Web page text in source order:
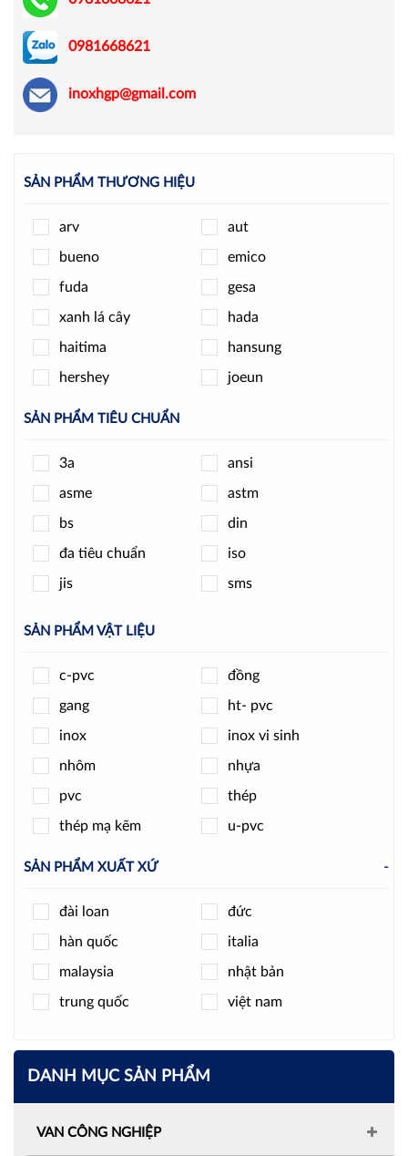
0981668621
inoxhgp@gmail.com
SẢN PHẨM THƯƠNG HIỆU
arv aut
bueno emico
fuda gesa
xanh lá cây hada
haitima hansung
hershey joeun
jpls
minh hòa ode
pmax round star
samwoo sanwa
shinyi spiraxsarco
t-blue tpc
unid
ydk ynv
yongchuang yoshitake
zenner
SẢN PHẨM TIÊU CHUẨN
3a ansi
asme astm
bs din
đa tiêu chuẩn iso
jis sms
SẢN PHẨM VẬT LIỆU
c-pvc đồng
gang ht- pvc
inox inox vi sinh
nhôm nhựa
pvc thép
thép mạ kẽm u-pvc
SẢN PHẨM XUẤT XỨ -
đài loan đức
hàn quốc italia
malaysia nhật bản
trung quốc việt nam
DANH MỤC SẢN PHẨM
VAN CÔNG NGHIỆP